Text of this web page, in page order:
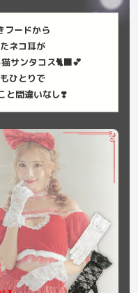
フードから
ネコ耳が
サンタコス🐈‍⬛💕
ひとりで
と間違いなし❣️